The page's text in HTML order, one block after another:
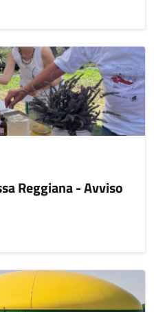
Reggiana - Avviso